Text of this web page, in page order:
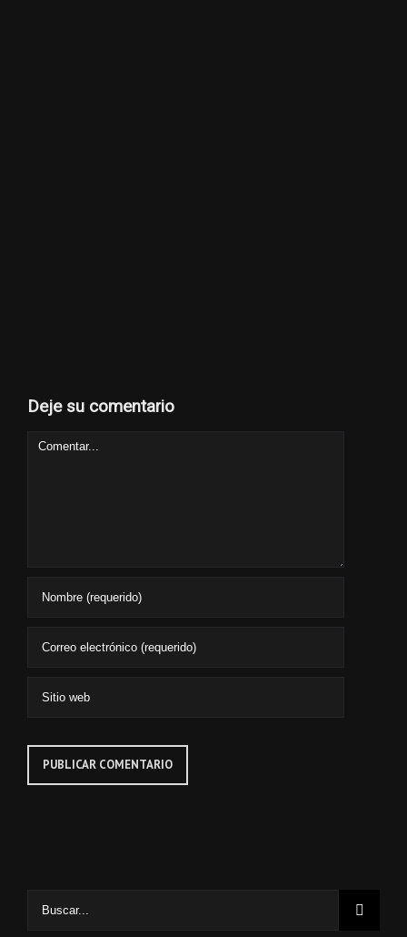
Deje su comentario
Comment